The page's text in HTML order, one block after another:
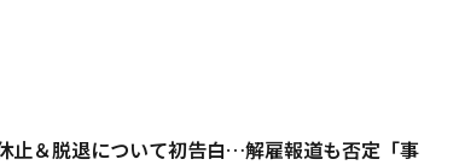
止＆脱退について初告白…解雇報道も否定「事